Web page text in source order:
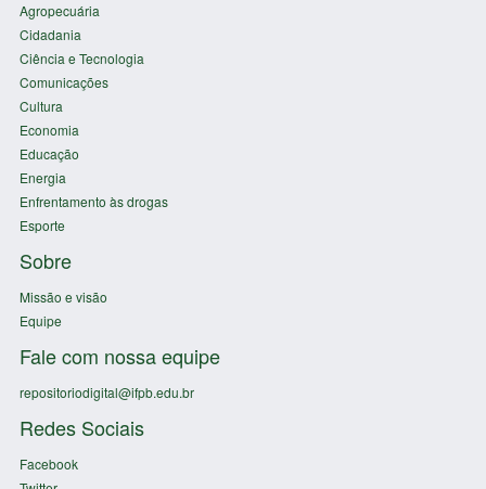
Agropecuária
Cidadania
Ciência e Tecnologia
Comunicações
Cultura
Economia
Educação
Energia
Enfrentamento às drogas
Esporte
Sobre
Missão e visão
Equipe
Fale com nossa equipe
repositoriodigital@ifpb.edu.br
Redes Sociais
Facebook